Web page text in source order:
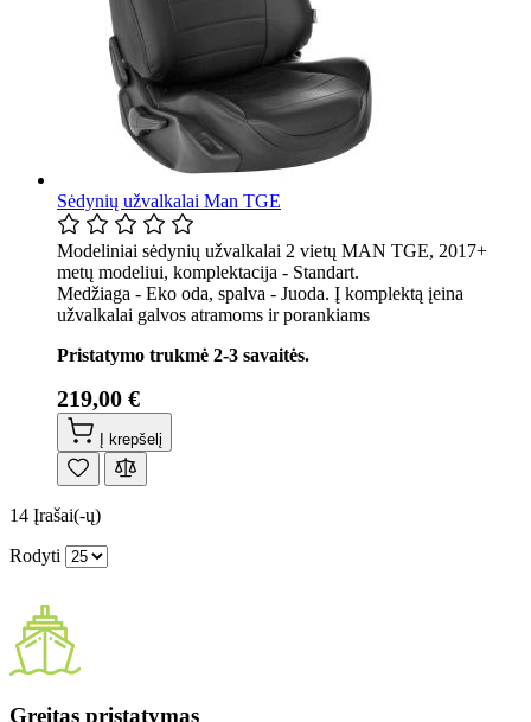
Sėdynių užvalkalai Man TGE
Modeliniai sėdynių užvalkalai 2 vietų MAN TGE, 2017+
metų modeliui, komplektacija - Standart.
Medžiaga - Eko oda, spalva - Juoda. Į komplektą įeina
užvalkalai galvos atramoms ir porankiams
Pristatymo trukmė 2-3 savaitės.
219,00 €
Į krepšelį
14 Įrašai(-ų)
Rodyti
Greitas pristatymas